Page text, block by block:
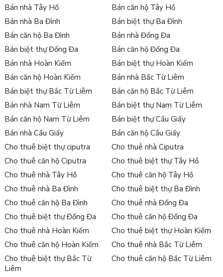
Bán nhà Tây Hồ
Bán căn hộ Tây Hồ
Bán nhà Ba Đình
Bán biệt thự Ba Đình
Bán căn hộ Ba Đình
Bán nhà Đống Đa
Bán biệt thự Đống Đa
Bán căn hộ Đống Đa
Bán nhà Hoàn Kiếm
Bán biệt thự Hoàn Kiếm
Bán căn hộ Hoàn Kiếm
Bán nhà Bắc Từ Liêm
Bán biệt thự Bắc Từ Liêm
Bán căn hộ Bắc Từ Liêm
Bán nhà Nam Từ Liêm
Bán biệt thự Nam Từ Liêm
Bán căn hộ Nam Từ Liêm
Bán biệt thự Cầu Giấy
Bán nhà Cầu Giấy
Bán căn hộ Cầu Giấy
Cho thuê biệt thự ciputra
Cho thuê nhà Ciputra
Cho thuê căn hộ Ciputra
Cho thuê biệt thự Tây Hồ
Cho thuê nhà Tây Hồ
Cho thuê căn hộ Tây Hồ
Cho thuê nhà Ba Đình
Cho thuê biệt thự Ba Đình
Cho thuê căn hộ Ba Đình
Cho thuê nhà Đống Đa
Cho thuê biệt thự Đống Đa
Cho thuê căn hộ Đống Đa
Cho thuê nhà Hoàn Kiếm
Cho thuê biệt thự Hoàn Kiếm
Cho thuê căn hộ Hoàn Kiếm
Cho thuê nhà Bắc Từ Liêm
Cho thuê biệt thự Bắc Từ
Liêm
Cho thuê căn hộ Bắc Từ Liêm